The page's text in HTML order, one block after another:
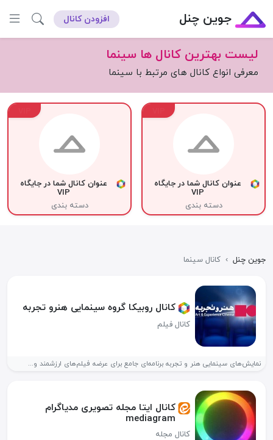
جوین چنل افزودن کانال
لیست بهترین کانال ها سینما
معرفی انواع کانال های مرتبط با سینما
عنوان کانال شما در جایگاه
VIP
دسته بندی
عنوان کانال شما در جایگاه
VIP
دسته بندی
جوین چنل › کانال سینما
کانال روبیکا گروه سینمایی هنرو تجربه
کانال فیلم
نمایش‌های سینمایی هنر و تجربه برنامه‌ای جامع برای عرضه فیلم‌های ارزشمند و...
کانال ایتا مجله تصویری مدیاگرام
mediagram
کانال مجله